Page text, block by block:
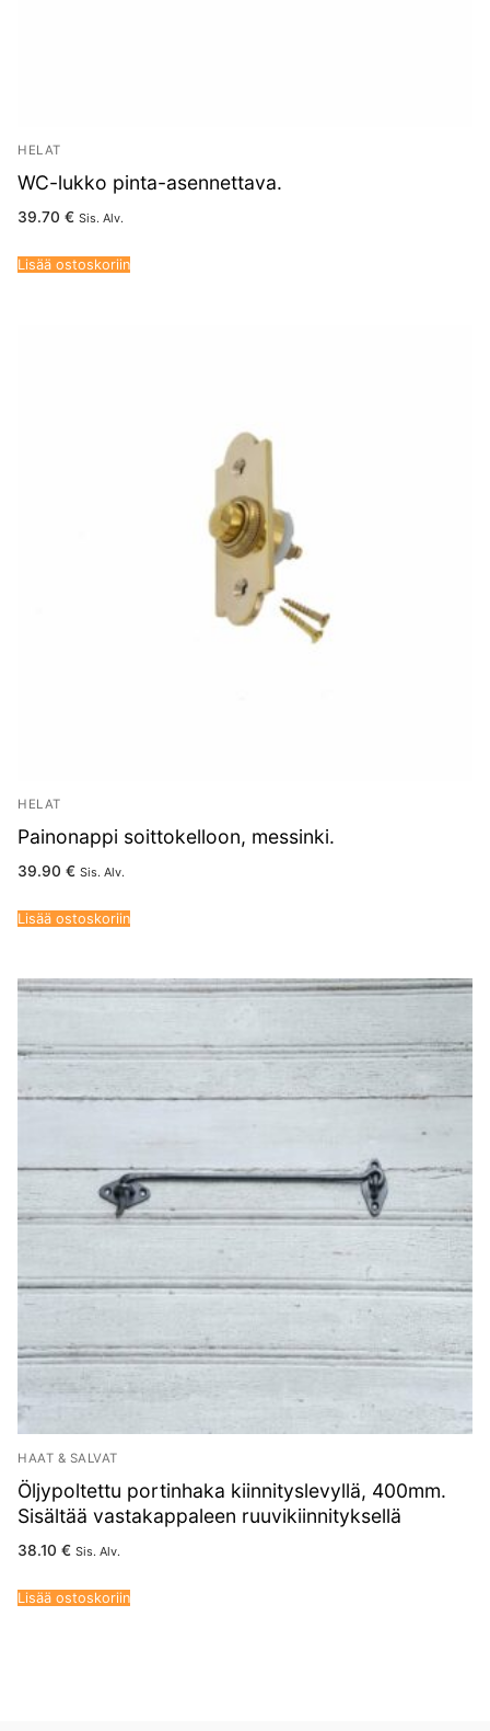
HELAT
WC-lukko pinta-asennettava.
39.70 € Sis. Alv.
Lisää ostoskoriin
HELAT
Painonappi soittokelloon, messinki.
39.90 € Sis. Alv.
Lisää ostoskoriin
HAAT & SALVAT
Öljypoltettu portinhaka kiinnityslevyllä, 400mm.
Sisältää vastakappaleen ruuvikiinnityksellä
38.10 € Sis. Alv.
Lisää ostoskoriin